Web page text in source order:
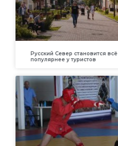
Русский Север становится всё
популярнее у туристов